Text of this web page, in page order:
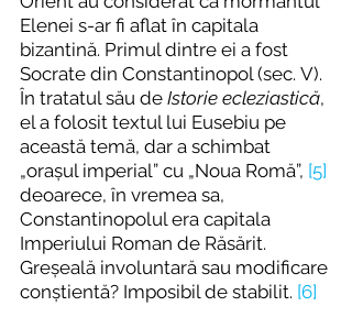
Elenei s-ar fi aflat în capitala
bizantină. Primul dintre ei a fost
Socrate din Constantinopol (sec. V).
În tratatul său de Istorie ecleziastică,
el a folosit textul lui Eusebiu pe
această temă, dar a schimbat
„orașul imperial” cu „Noua Romă”, [5]
deoarece, în vremea sa,
Constantinopolul era capitala
Imperiului Roman de Răsărit.
Greșeală involuntară sau modificare
conștientă? Imposibil de stabilit. [6]